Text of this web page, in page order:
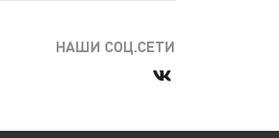
НАШИ СОЦ.СЕТИ